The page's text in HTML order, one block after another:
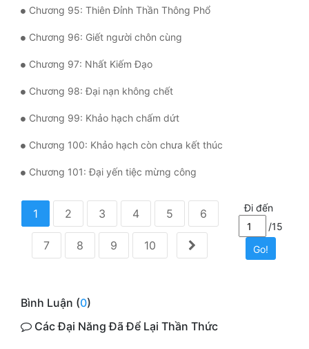
Chương 95: Thiên Đỉnh Thần Thông Phổ
Chương 96: Giết người chôn cùng
Chương 97: Nhất Kiếm Đạo
Chương 98: Đại nạn không chết
Chương 99: Khảo hạch chấm dứt
Chương 100: Khảo hạch còn chưa kết thúc
Chương 101: Đại yến tiệc mừng công
1 2 3 4 5 6
7 8 9 10
Đi đến
/15
Go!
Bình Luận (0)
Các Đại Năng Đã Để Lại Thần Thức